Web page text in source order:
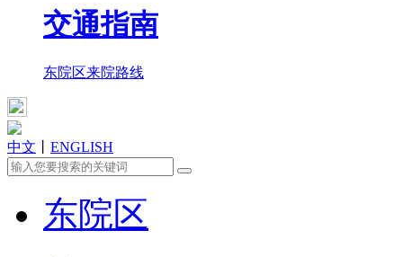
交通指南
东院区来院路线
中文 ENGLISH
东院区